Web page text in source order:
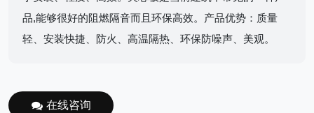
品,能够很好的阻燃隔音而且环保高效。产品优势：质量
轻、安装快捷、防火、高温隔热、环保防噪声、美观。
在线咨询